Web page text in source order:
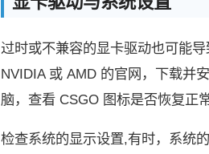
过时或不兼容的显卡驱动也可能
NVIDIA 或 AMD 的官网，下载并
脑，查看 CSGO 图标是否恢复正常
检查系统的显示设置,有时，系统